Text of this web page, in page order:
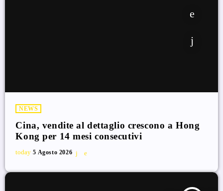
NEWS
Cina, vendite al dettaglio crescono a Hong
Kong per 14 mesi consecutivi
today 5 Agosto 2026